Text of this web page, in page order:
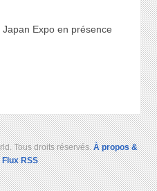
Expo en présence
Tous droits réservés.À propos &
Flux RSS